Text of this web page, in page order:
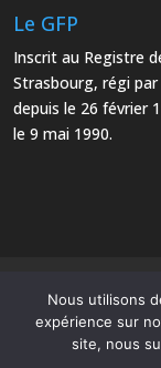
Le GFP
Inscrit au Registre
Strasbourg, régi
depuis le 26 février
le 9 mai 1990.
Nous utilisons
expérience sur
site, nous